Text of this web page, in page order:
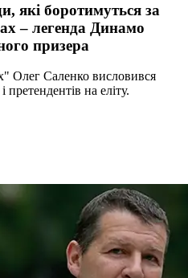
які боротимуться за
– легенда Динамо
призера
Олег Саленко висловився
на еліту.